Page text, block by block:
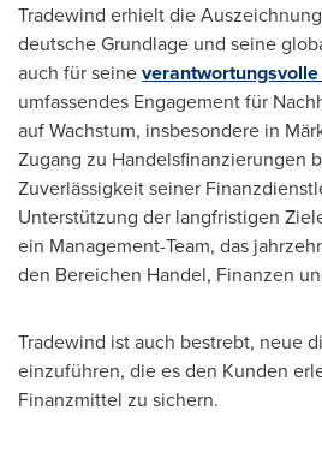
Tradewind erhielt die
deutsche Grundlage und seine
auch für seine
umfassendes Engagement für
auf Wachstum, insbesondere in
Zugang zu Handelsfinanzierungen
Zuverlässigkeit seiner
Unterstützung der langfristigen
ein Management-Team, das
den Bereichen Handel, Finanzen
Tradewind ist auch bestrebt, neue
einzuführen, die es den Kunden
Finanzmittel zu sichern.